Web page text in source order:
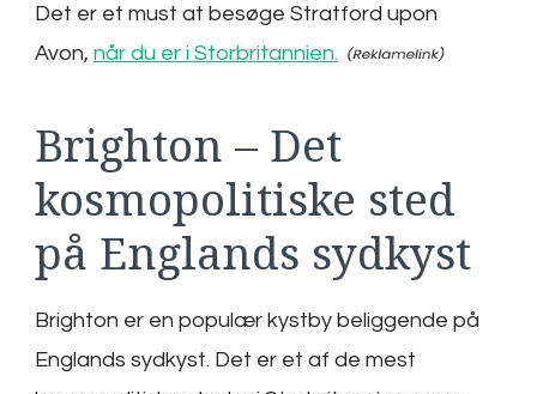
Det er et must at besøge Stratford upon
Avon, når du er i Storbritannien.
Brighton – Det
kosmopolitiske sted
på Englands sydkyst
Brighton er en populær kystby beliggende på
Englands sydkyst. Det er et af de mest